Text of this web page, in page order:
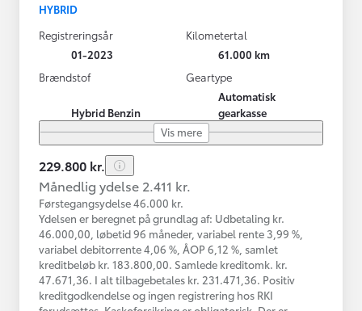
HYBRID
Registreringsår
01-2023
Kilometertal
61.000 km
Brændstof
Hybrid Benzin
Geartype
Automatisk
gearkasse
Vis mere
229.800 kr.
Månedlig ydelse 2.411 kr.
Førstegangsydelse 46.000 kr.
Ydelsen er beregnet på grundlag af: Udbetaling kr.
46.000,00, løbetid 96 måneder, variabel rente 3,99 %,
variabel debitorrente 4,06 %, ÅOP 6,12 %, samlet
kreditbeløb kr. 183.800,00. Samlede kreditomk. kr.
47.671,36. I alt tilbagebetales kr. 231.471,36. Positiv
kreditgodkendelse og ingen registrering hos RKI